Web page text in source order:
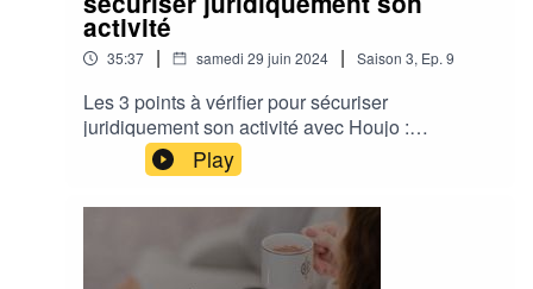
activité
35:37 | samedi 29 juin 2024 | Saison 3, Ep. 9
Les 3 points à vérifier pour sécuriser
juridiquement son activité avec Houjo :
https://houjo.fr/-10% sur tous les packs juridiques
avec le code CANAP10bonjour@houjo.fr
Play